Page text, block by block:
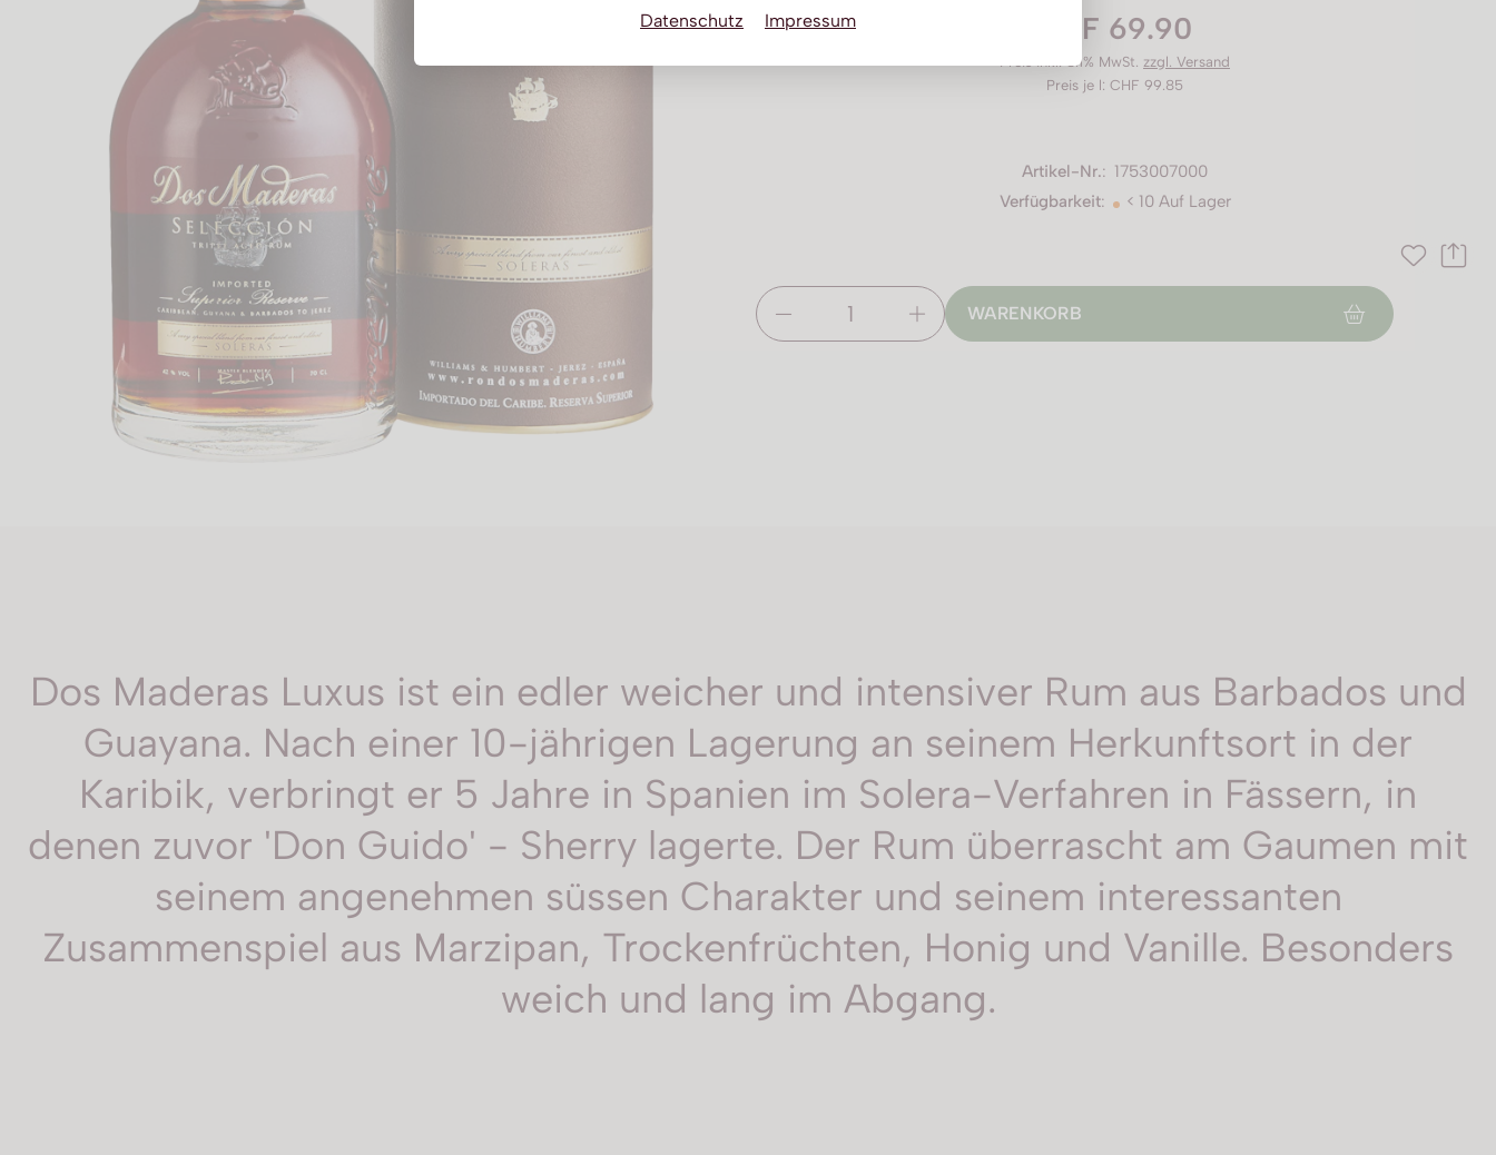
Datenschutz Impressum CHF 69.90
Preis inkl. 8.1% MwSt. zzgl. Versand
Preis je l: CHF 99.85
Artikel-Nr.: 1753007000
Verfügbarkeit: < 10 Auf Lager
WARENKORB
Dos Maderas Luxus ist ein edler weicher und intensiver Rum aus Barbados und
Guayana. Nach einer 10-jährigen Lagerung an seinem Herkunftsort in der
Karibik, verbringt er 5 Jahre in Spanien im Solera-Verfahren in Fässern, in
denen zuvor 'Don Guido' - Sherry lagerte. Der Rum überrascht am Gaumen mit
seinem angenehmen süssen Charakter und seinem interessanten
Zusammenspiel aus Marzipan, Trockenfrüchten, Honig und Vanille. Besonders
weich und lang im Abgang.